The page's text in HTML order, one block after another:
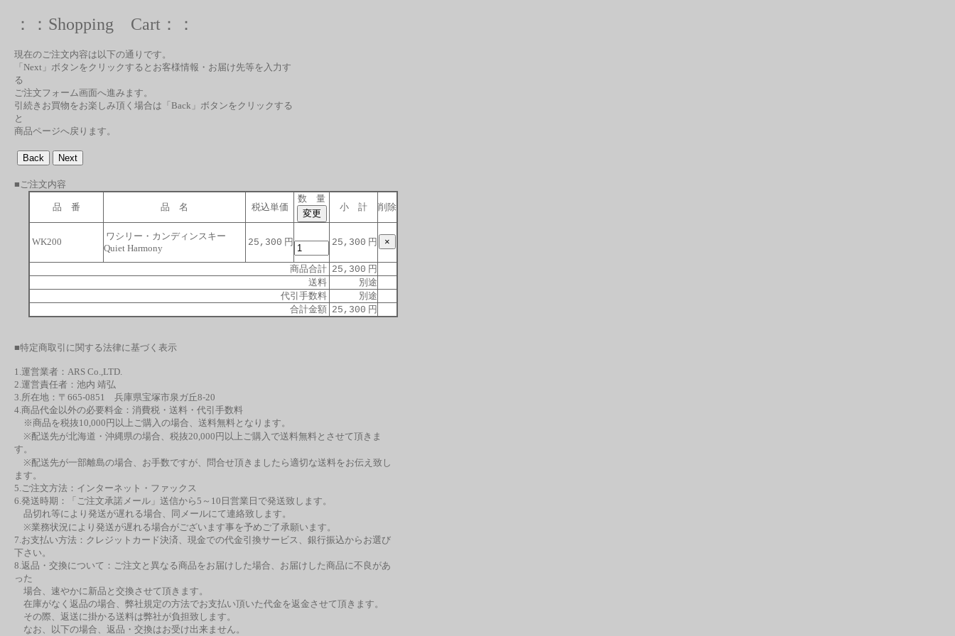
：：Shopping Cart：：
現在のご注文内容は以下の通りです。
「Next」ボタンをクリックするとお客様情報・お届け先等を入力す
る
ご注文フォーム画面へ進みます。
引続きお買物をお楽しみ頂く場合は「Back」ボタンをクリックする
と
商品ページへ戻ります。
■ご注文内容
品 番 品 名 税込単価
数 量
小 計
削除
WK200
ワシリー・カンディンスキー
Quiet Harmony
25,300 円 25,300 円
商品合計 25,300 円
送料
別途
代引手数料
別途
合計金額 25,300 円
■特定商取引に関する法律に基づく表示
1.運営業者：ARS Co.,LTD.
2.運営責任者：池内 靖弘
3.所在地：〒665-0851 兵庫県宝塚市泉ガ丘8-20
4.商品代金以外の必要料金：消費税・送料・代引手数料
※商品を税抜10,000円以上ご購入の場合、送料無料となります。
※配送先が北海道・沖縄県の場合、税抜20,000円以上ご購入で送料無料とさせて頂きま
す。
※配送先が一部離島の場合、お手数ですが、問合せ頂きましたら適切な送料をお伝え致し
ます。
5.ご注文方法：インターネット・ファックス
6.発送時期：「ご注文承諾メール」送信から5～10日営業日で発送致します。
品切れ等により発送が遅れる場合、同メールにて連絡致します。
※業務状況により発送が遅れる場合がございます事を予めご了承願います。
7.お支払い方法：クレジットカード決済、現金での代金引換サービス、銀行振込からお選び
下さい。
8.返品・交換について：ご注文と異なる商品をお届けした場合、お届けした商品に不良があ
った
場合、速やかに新品と交換させて頂きます。
在庫がなく返品の場合、弊社規定の方法でお支払い頂いた代金を返金させて頂きます。
その際、返送に掛かる送料は弊社が負担致します。
なお、以下の場合、返品・交換はお受け出来ません。